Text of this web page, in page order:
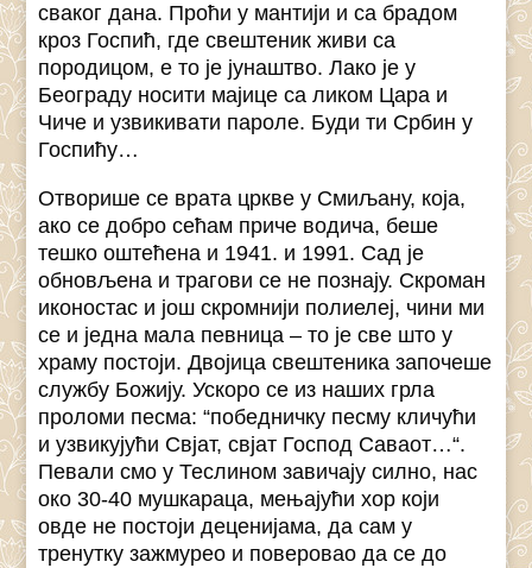
сваког дана. Проћи у мантији и са брадом
кроз Госпић, где свештеник живи са
породицом, е то је јунаштво. Лако је у
Београду носити мајице са ликом Цара и
Чиче и узвикивати пароле. Буди ти Србин у
Госпићу…
Отворише се врата цркве у Смиљану, која,
ако се добро сећам приче водича, беше
тешко оштећена и 1941. и 1991. Сад је
обновљена и трагови се не познају. Скроман
иконостас и још скромнији полиелеј, чини ми
се и једна мала певница – то је све што у
храму постоји. Двојица свештеника започеше
службу Божију. Ускоро се из наших грла
проломи песма: “победничку песму кличући
и узвикујући Свјат, свјат Господ Саваот…“.
Певали смо у Теслином завичају силно, нас
око 30-40 мушкараца, мењајући хор који
овде не постоји деценијама, да сам у
тренутку зажмурео и поверовао да се до